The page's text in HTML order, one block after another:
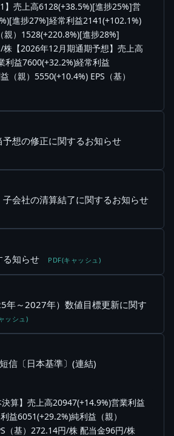
】売上高6128(+38.5%)[進捗25%]営
進捗27%]経常利益2141(+102.1%)
親）1528(+220.8%)[進捗28%]
株【2026年12月期通期予想】売上高
利益7600(+32.2%)経常利益
（親）5550(+10.4%) EPS（基）
想の修正に関するお知らせ
子会社の清算結了に関するお知らせ
る知らせ PDF(キャッシュ)
年～2027年）数値目標更新に関す
ッシュ)
信〔日本基準〕(連結)
決算】売上高20947(+14.9%)営業利益
益6051(+29.2%)純利益（親）
（基）272.14円/株 配当金96円/株